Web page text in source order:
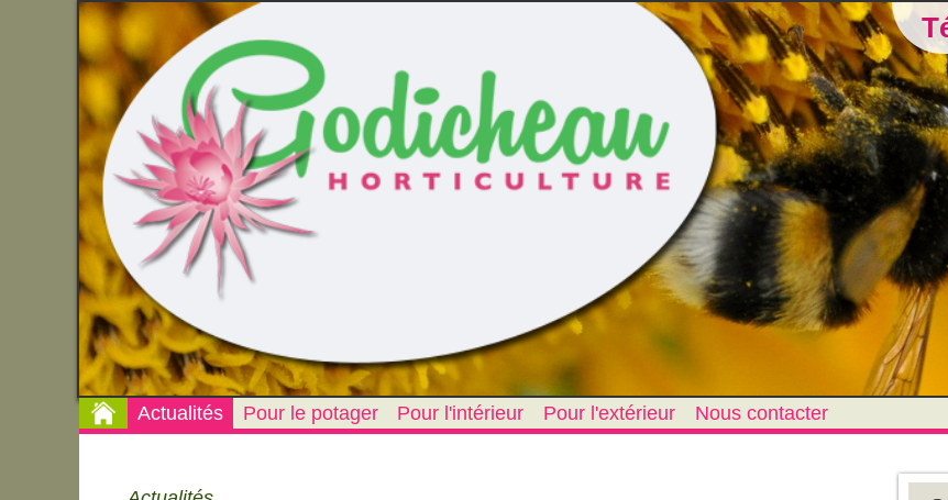
Actualités Pour le potager Pour l'intérieur Pour l'extérieur Nous contacter